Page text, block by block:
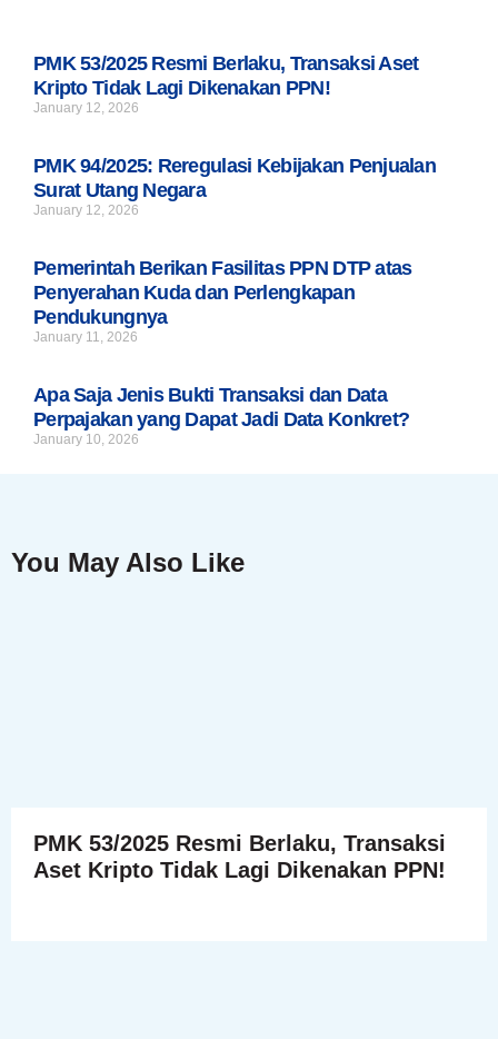
PMK 53/2025 Resmi Berlaku, Transaksi Aset
Kripto Tidak Lagi Dikenakan PPN!
January 12, 2026
PMK 94/2025: Reregulasi Kebijakan Penjualan
Surat Utang Negara
January 12, 2026
Pemerintah Berikan Fasilitas PPN DTP atas
Penyerahan Kuda dan Perlengkapan
Pendukungnya
January 11, 2026
Apa Saja Jenis Bukti Transaksi dan Data
Perpajakan yang Dapat Jadi Data Konkret?
January 10, 2026
You May Also Like
PMK 53/2025 Resmi Berlaku, Transaksi
Aset Kripto Tidak Lagi Dikenakan PPN!